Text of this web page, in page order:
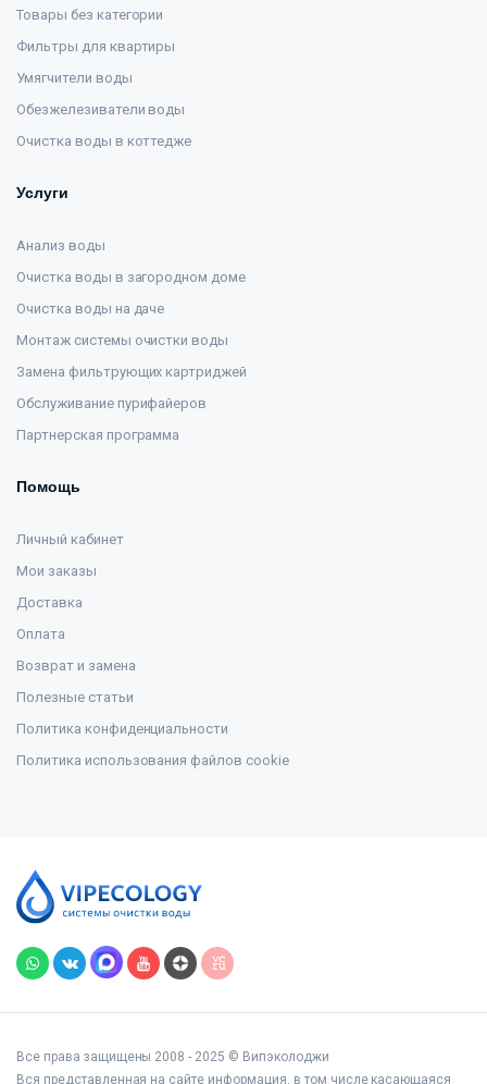
Товары без категории
Фильтры для квартиры
Умягчители воды
Обезжелезиватели воды
Очистка воды в коттедже
Услуги
Анализ воды
Очистка воды в загородном доме
Очистка воды на даче
Монтаж системы очистки воды
Замена фильтрующих картриджей
Обслуживание пурифайеров
Партнерская программа
Помощь
Личный кабинет
Мои заказы
Доставка
Оплата
Возврат и замена
Полезные статьи
Политика конфиденциальности
Политика использования файлов cookie
Все права защищены 2008 - 2025 © Випэколоджи
Вся представленная на сайте информация, в том числе касающаяся